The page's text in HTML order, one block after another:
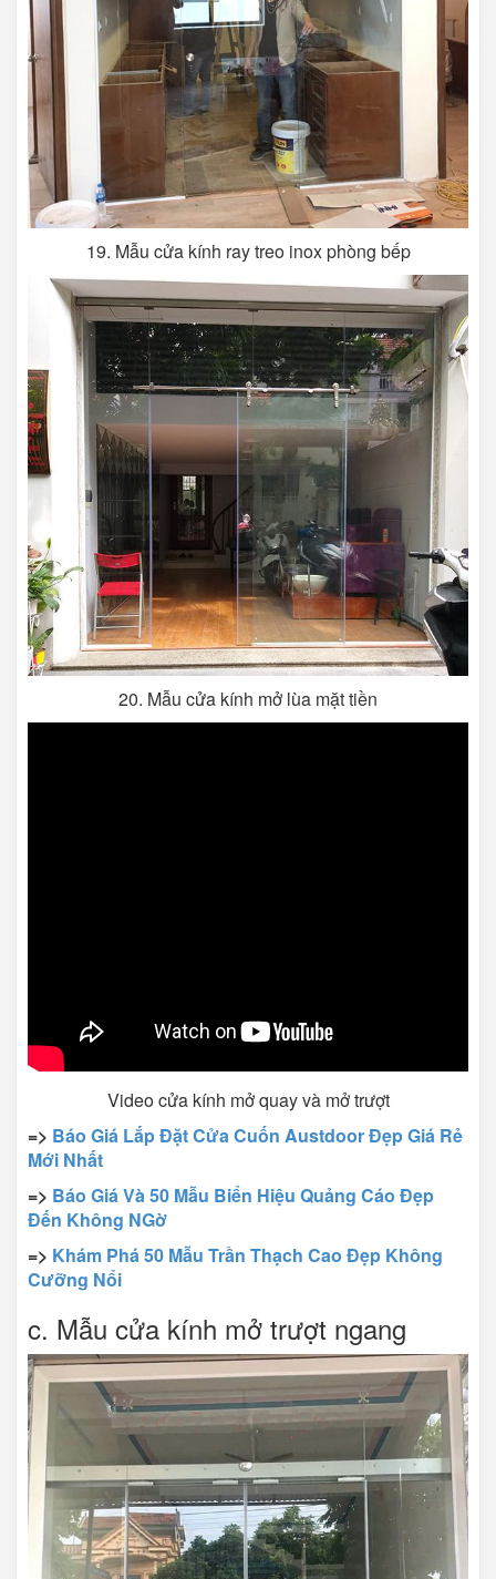
19. Mẫu cửa kính ray treo inox phòng bếp
20. Mẫu cửa kính mở lùa mặt tiền
Video cửa kính mở quay và mở trượt
=> Báo Giá Lắp Đặt Cửa Cuốn Austdoor Đẹp Giá Rẻ
Mới Nhất
=> Báo Giá Và 50 Mẫu Biển Hiệu Quảng Cáo Đẹp
Đến Không NGờ
=> Khám Phá 50 Mẫu Trần Thạch Cao Đẹp Không
Cưỡng Nổi
c. Mẫu cửa kính mở trượt ngang